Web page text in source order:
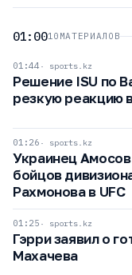
01:0010 МАТЕРИАЛОВ
01:44 sports.kz
Решение ISU по
резкую реакцию
01:26 sports.kz
Украинец
бойцов
Рахмонова в UFC
01:25 sports.kz
Гэрри заявил о
Махачева